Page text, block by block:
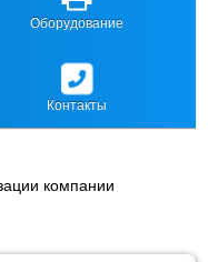
Оборудование
Контакты
компании